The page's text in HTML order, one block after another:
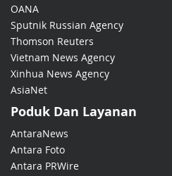
OANA
Sputnik Russian Agency
Thomson Reuters
Vietnam News Agency
Xinhua News Agency
AsiaNet
Poduk Dan Layanan
AntaraNews
Antara Foto
Antara PRWire